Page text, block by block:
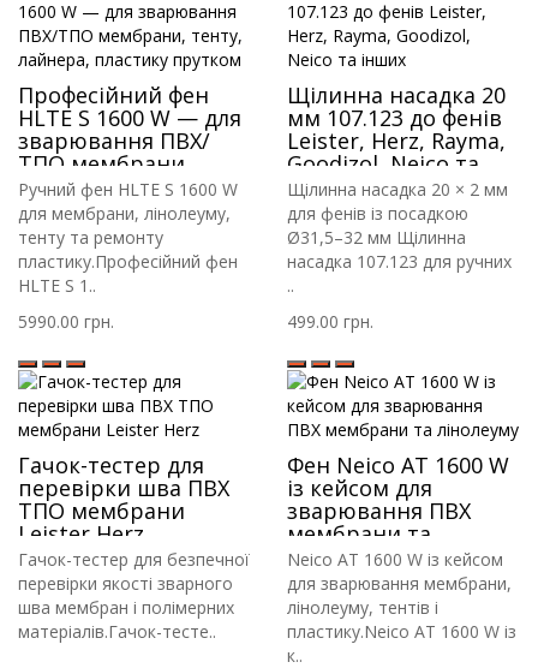
Професійний фен
HLTE S 1600 W — для
зварювання ПВХ/
ТПО мембрани,
тенту, лайнера,
пластику прутком
Ручний фен HLTE S 1600 W
для мембрани, лінолеуму,
тенту та ремонту
пластику.Професійний фен
HLTE S 1..
5990.00 грн.
Щілинна насадка 20
мм 107.123 до фенів
Leister, Herz, Rayma,
Goodizol, Neico та
інших
Щілинна насадка 20 × 2 мм
для фенів із посадкою
Ø31,5–32 мм Щілинна
насадка 107.123 для ручних
..
499.00 грн.
Гачок-тестер для
перевірки шва ПВХ
ТПО мембрани
Leister Herz
Гачок-тестер для безпечної
перевірки якості зварного
шва мембран і полімерних
матеріалів.Гачок-тесте..
Фен Neico AT 1600 W
із кейсом для
зварювання ПВХ
мембрани та
лінолеуму
Neico AT 1600 W із кейсом
для зварювання мембрани,
лінолеуму, тентів і
пластику.Neico AT 1600 W із
к..